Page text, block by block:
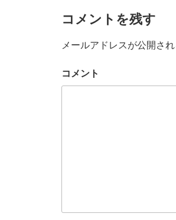
コメントを残す
メールアドレスが公開さ
コメント